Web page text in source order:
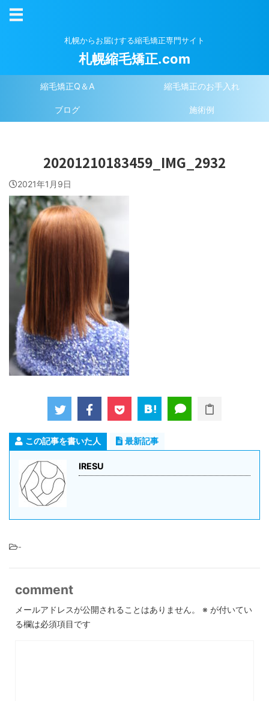
札幌からお届けする縮毛矯正専門サイト
札幌縮毛矯正.com
縮毛矯正Q＆A 縮毛矯正のお手入れ
ブログ 施術例
20201210183459_IMG_2932
2021年1月9日
この記事を書いた人 最新記事
IRESU
-
comment
メールアドレスが公開されることはありません。 ※ が付いてい
る欄は必須項目です